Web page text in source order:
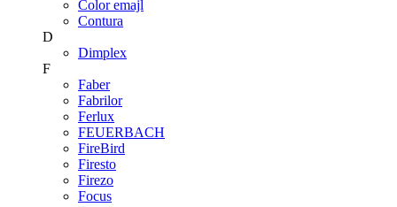
Color emajl
Contura
D
Dimplex
F
Faber
Fabrilor
Ferlux
FEUERBACH
FireBird
Firesto
Firezo
Focus